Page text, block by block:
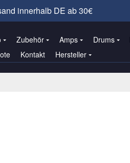
innerhalb DE ab 30€
Zubehör Amps Drums
Kontakt Hersteller